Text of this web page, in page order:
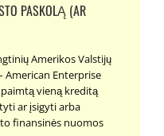
PASKOLĄ (AR
Amerikos Valstijų
American Enterprise
vieną kreditą
ar įsigyti arba
finansinės nuomos